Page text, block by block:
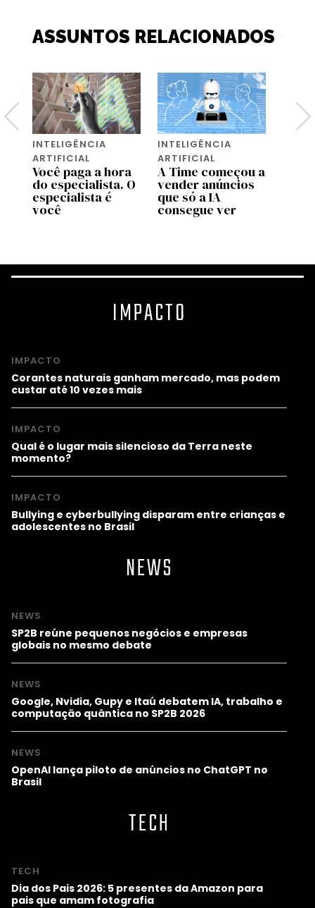
ASSUNTOS RELACIONADOS
INTELIGÊNCIA
ARTIFICIAL
Você paga a hora
do especialista. O
especialista é
você
INTELIGÊNCIA
ARTIFICIAL
A Time começou a
vender anúncios
que só a IA
consegue ver
IMPACTO
IMPACTO
Corantes naturais ganham mercado, mas podem
custar até 10 vezes mais
IMPACTO
Qual é o lugar mais silencioso da Terra neste
momento?
IMPACTO
Bullying e cyberbullying disparam entre crianças e
adolescentes no Brasil
NEWS
NEWS
SP2B reúne pequenos negócios e empresas
globais no mesmo debate
NEWS
Google, Nvidia, Gupy e Itaú debatem IA, trabalho e
computação quântica no SP2B 2026
NEWS
OpenAI lança piloto de anúncios no ChatGPT no
Brasil
TECH
TECH
Dia dos Pais 2026: 5 presentes da Amazon para
pais que amam fotografia